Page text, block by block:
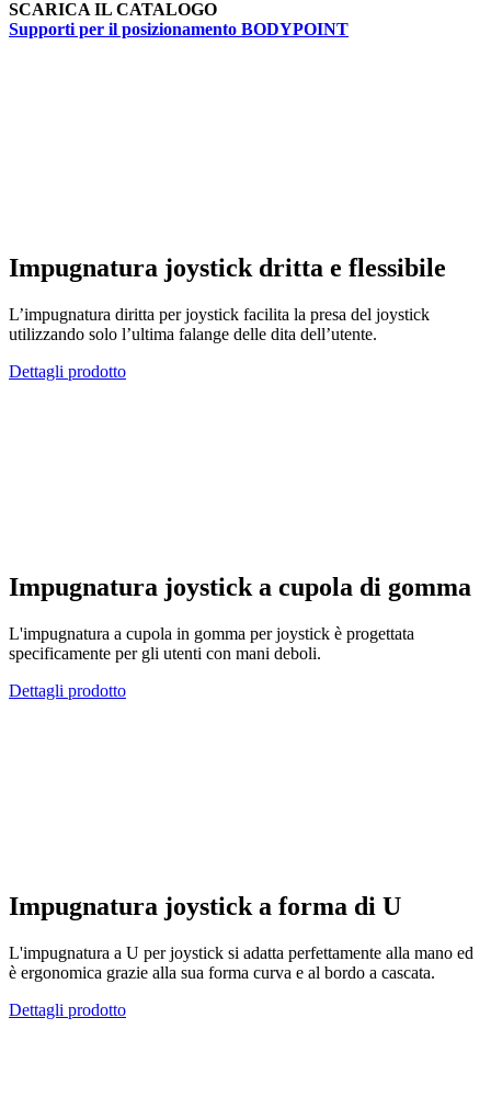
SCARICA IL CATALOGO
Supporti per il posizionamento BODYPOINT
Impugnatura joystick dritta e flessibile
L’impugnatura diritta per joystick facilita la presa del joystick
utilizzando solo l’ultima falange delle dita dell’utente.
Dettagli prodotto
Impugnatura joystick a cupola di gomma
L'impugnatura a cupola in gomma per joystick è progettata
specificamente per gli utenti con mani deboli.
Dettagli prodotto
Impugnatura joystick a forma di U
L'impugnatura a U per joystick si adatta perfettamente alla mano ed
è ergonomica grazie alla sua forma curva e al bordo a cascata.
Dettagli prodotto